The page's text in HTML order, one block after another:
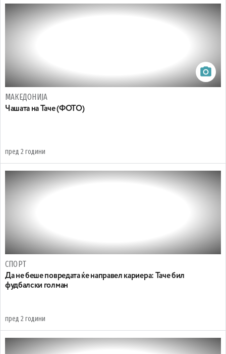
МАКЕДОНИЈА
Чашата на Таче (ФОТО)
пред 2 години
СПОРТ
Да не беше повредата ќе направел кариера: Таче бил
фудбалски голман
пред 2 години